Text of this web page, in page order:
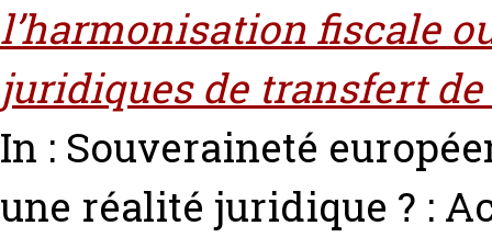
l’harmonisation fiscale
juridiques de transfert
In : Souveraineté
une réalité juridique ? :